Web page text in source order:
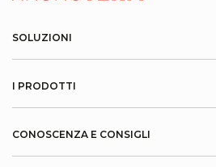
SOLUZIONI
I PRODOTTI
CONOSCENZA E CONSIGLI